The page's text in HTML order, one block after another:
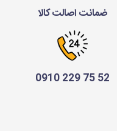
ضمانت اصالت کالا
52 75 229 0910